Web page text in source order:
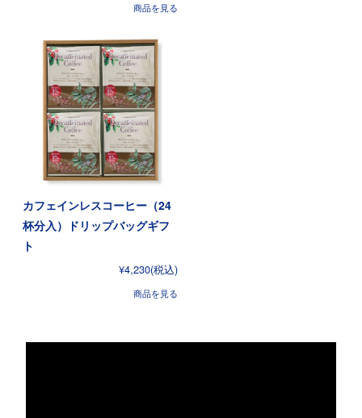
商品を見る
カフェインレスコーヒー（24
杯分入）ドリップバッグギフ
ト
¥4,230(税込)
商品を見る